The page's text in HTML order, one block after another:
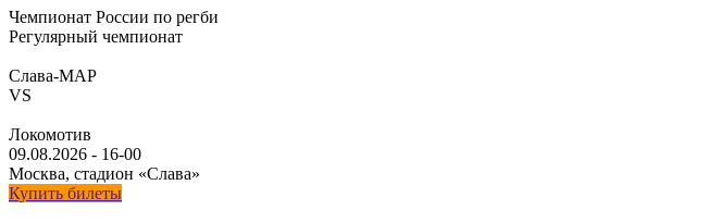
Чемпионат России по регби
Регулярный чемпионат
Слава-МАР
VS
Локомотив
09.08.2026 - 16-00
Москва, стадион «Слава»
Купить билеты